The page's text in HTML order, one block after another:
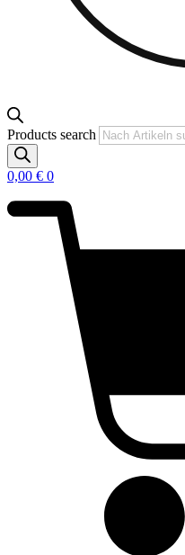
Products search
0,00 € 0